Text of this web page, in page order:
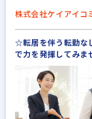
株式会社ケイアイコ
☆転居を伴う転勤な
で力を発揮してみま